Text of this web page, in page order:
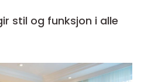
stil og funksjon i alle